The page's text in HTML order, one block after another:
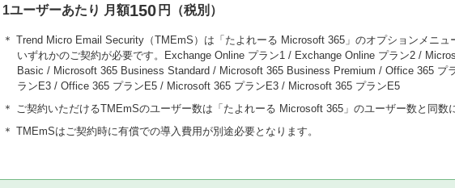
1ユーザーあたり 月額150 円（税別）
＊ Trend Micro Email Security（TMEmS）は「たよれーる Microsoft 365」のオプションメニュ
いずれかのご契約が必要です。Exchange Online プラン1 / Exchange Online プラン2 /
Basic / Microsoft 365 Business Standard / Microsoft 365 Business Premium / Office 365 プ
ランE3 / Office 365 プランE5 / Microsoft 365 プランE3 / Microsoft 365 プランE5
＊ ご契約いただけるTMEmSのユーザー数は「たよれーる Microsoft 365」のユーザー数と同数
＊ TMEmSはご契約時に有償での導入費用が別途必要となります。